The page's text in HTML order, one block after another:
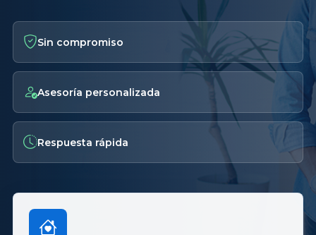
Sin compromiso
Asesoría personalizada
Respuesta rápida